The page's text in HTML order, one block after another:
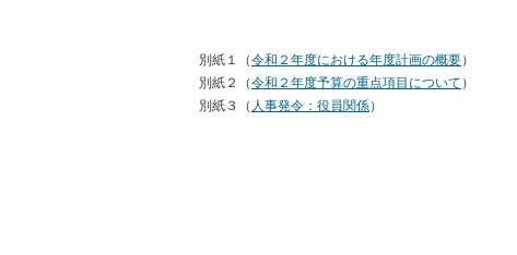
別紙１（令和２年度における年度計画の概要）
別紙２（令和２年度予算の重点項目について ）
別紙３（ 人事発令：役員関係）